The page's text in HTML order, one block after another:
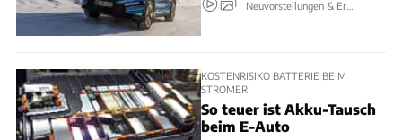
Neuvorstellungen & Erlkönige
KOSTENRISIKO BATTERIE BEIM
STROMER
So teuer ist Akku-Tausch
beim E-Auto